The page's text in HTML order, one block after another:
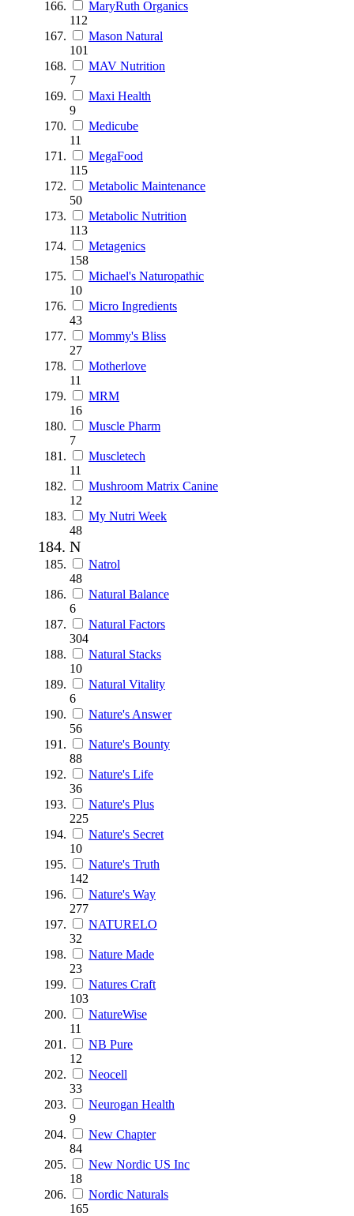
MaryRuth Organics
112
Mason Natural
101
MAV Nutrition
7
Maxi Health
9
Medicube
11
MegaFood
115
Metabolic Maintenance
50
Metabolic Nutrition
113
Metagenics
158
Michael's Naturopathic
10
Micro Ingredients
43
Mommy's Bliss
27
Motherlove
11
MRM
16
Muscle Pharm
7
Muscletech
11
Mushroom Matrix Canine
12
My Nutri Week
48
N
Natrol
48
Natural Balance
6
Natural Factors
304
Natural Stacks
10
Natural Vitality
6
Nature's Answer
56
Nature's Bounty
88
Nature's Life
36
Nature's Plus
225
Nature's Secret
10
Nature's Truth
142
Nature's Way
277
NATURELO
32
Nature Made
23
Natures Craft
103
NatureWise
11
NB Pure
12
Neocell
33
Neurogan Health
9
New Chapter
84
New Nordic US Inc
18
Nordic Naturals
165